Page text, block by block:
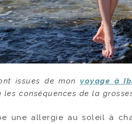
issues de monvoyage à
conséquences de la
une allergie au soleil à